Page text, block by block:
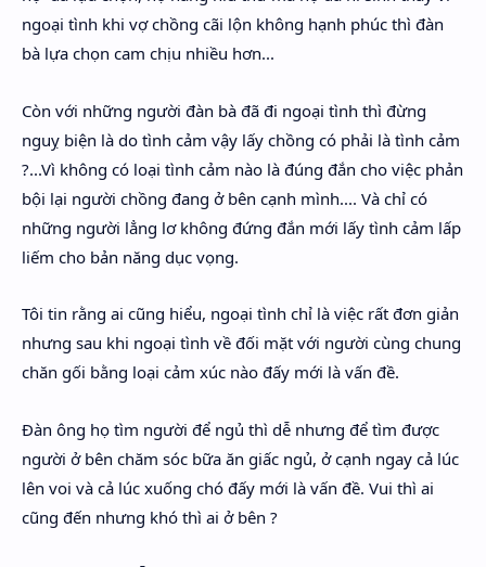
ngoại tình khi vợ chồng cãi lộn không hạnh phúc thì đàn
bà lựa chọn cam chịu nhiều hơn...
Còn với những người đàn bà đã đi ngoại tình thì đừng
nguỵ biện là do tình cảm vậy lấy chồng có phải là tình cảm
?...Vì không có loại tình cảm nào là đúng đắn cho việc phản
bội lại người chồng đang ở bên cạnh mình.... Và chỉ có
những người lẳng lơ không đứng đắn mới lấy tình cảm lấp
liếm cho bản năng dục vọng.
Tôi tin rằng ai cũng hiểu, ngoại tình chỉ là việc rất đơn giản
nhưng sau khi ngoại tình về đối mặt với người cùng chung
chăn gối bằng loại cảm xúc nào đấy mới là vấn đề.
Đàn ông họ tìm người để ngủ thì dễ nhưng để tìm được
người ở bên chăm sóc bữa ăn giấc ngủ, ở cạnh ngay cả lúc
lên voi và cả lúc xuống chó đấy mới là vấn đề. Vui thì ai
cũng đến nhưng khó thì ai ở bên ?